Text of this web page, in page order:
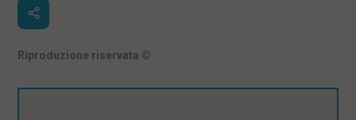
Riproduzione riservata ©